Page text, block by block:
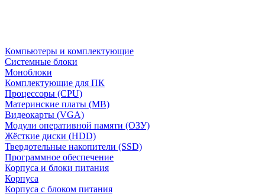
Компьютеры и комплектующие
Системные блоки
Моноблоки
Комплектующие для ПК
Процессоры (CPU)
Материнские платы (MB)
Видеокарты (VGA)
Модули оперативной памяти (ОЗУ)
Жёсткие диски (HDD)
Твердотельные накопители (SSD)
Программное обеспечение
Корпуса и блоки питания
Корпуса
Корпуса с блоком питания